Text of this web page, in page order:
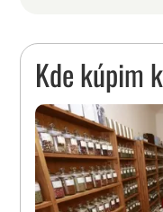
Kde kúpim